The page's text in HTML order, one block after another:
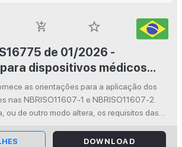
add_shopping_cart
star_border
01/2026 -
para dispositivos médicos
esterilizados —
a aplicação das ABNT
1 e ABNT NBR ISO 11607-2
as orientações para a aplicação dos
nas NBRISO11607-1 e NBRISO11607-2.
ou de outro modo altera, os requisitos das
DOWNLOAD